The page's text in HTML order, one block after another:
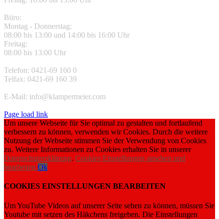
Büro:
Montag - Donnerstag:
08:00 bis 13:00 und 14:00 bis 16:00 Uhr
Freitag:
08:00 bis 13:00 Uhr
Telefon: 0421-69 160 0
Telfax: 0421-69 160 39
E-Mail: info@klampermeier.com
Page load link
Um unsere Webseite für Sie optimal zu gestalten und fortlaufend
verbessern zu können, verwenden wir Cookies. Durch die weitere
Nutzung der Webseite stimmen Sie der Verwendung von Cookies
zu. Weitere Informationen zu Cookies erhalten Sie in unserer
Datenschutzerklärung. Cookies Einstellungen ansehen und
bearbeiten Ok
COOKIES EINSTELLUNGEN BEARBEITEN
Um YouTube Videos auf unserer Seite sehen zu können, müssen Sie
Youtube mit setzen des Häkchens freigeben. Die Einstellungen